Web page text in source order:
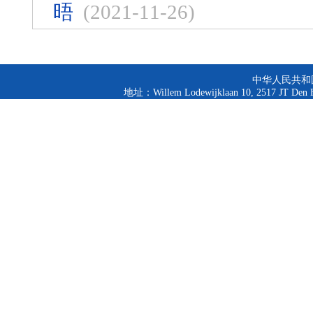
晤 (2021-11-26)
中华人民共
地址：Willem Lodewijklaan 10, 2517 JT Den